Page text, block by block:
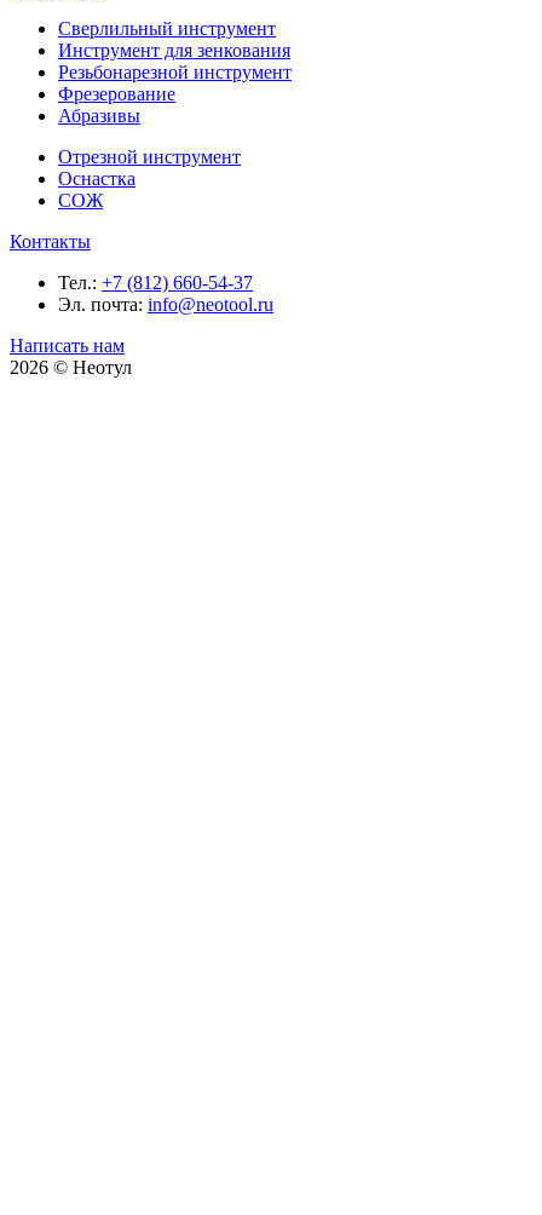
Сверлильный инструмент
Инструмент для зенкования
Резьбонарезной инструмент
Фрезерование
Абразивы
Отрезной инструмент
Оснастка
СОЖ
Контакты
Тел.: +7 (812) 660-54-37
Эл. почта: info@neotool.ru
Написать нам
2026 © Неотул